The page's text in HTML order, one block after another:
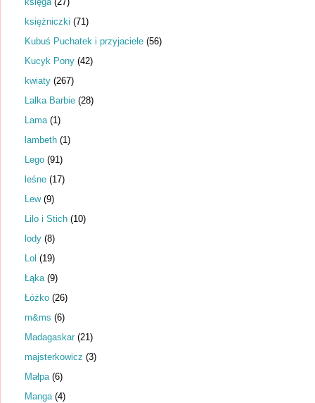
księżniczki (71)
Kubuś Puchatek i przyjaciele (56)
Kucyk Pony (42)
kwiaty (267)
Lalka Barbie (28)
Lama (1)
lambeth (1)
Lego (91)
leśne (17)
Lew (9)
Lilo i Stich (10)
lody (8)
Lol (19)
Łąka (9)
Łóżko (26)
m&ms (6)
Madagaskar (21)
majsterkowicz (3)
Małpa (6)
Manga (4)